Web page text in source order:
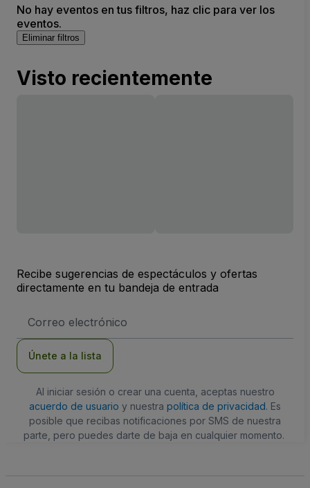
No hay eventos en tus filtros, haz clic para ver los
eventos.
Eliminar filtros
Visto recientemente
Recibe sugerencias de espectáculos y ofertas
directamente en tu bandeja de entrada
de
Únete a la lista
Al iniciar sesión o crear una cuenta, aceptas nuestro
acuerdo de usuario y nuestra política de privacidad. Es
posible que recibas notificaciones por SMS de nuestra
parte, pero puedes darte de baja en cualquier momento.